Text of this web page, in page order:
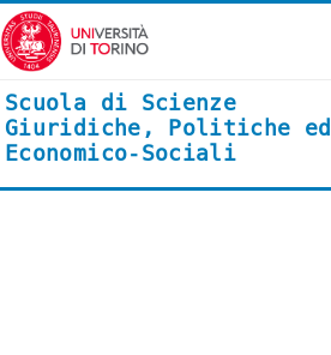
Vai al contenuto principale
Scuola di Scienze
Giuridiche, Politiche ed
Economico-Sociali